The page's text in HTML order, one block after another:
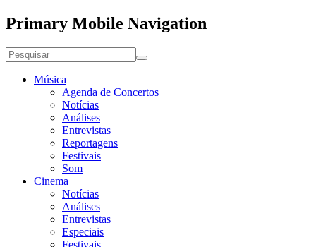
Primary Mobile Navigation
Música
Agenda de Concertos
Notícias
Análises
Entrevistas
Reportagens
Festivais
Som
Cinema
Notícias
Análises
Entrevistas
Especiais
Festivais